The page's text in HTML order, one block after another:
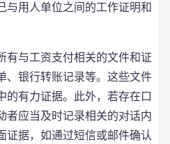
与用人单位之间的工作证明和
有与工资支付相关的文件和证
、银行转账记录等。这些文件
的有力证据。此外，若存在口
者应当及时记录相关的对话内
证据，如通过短信或邮件确认